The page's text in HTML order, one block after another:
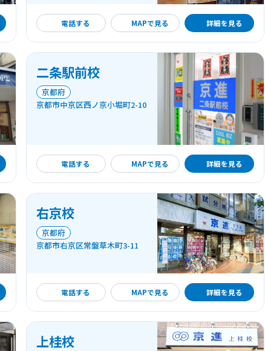
電話する MAPで見る
詳細を見る
詳細を見る
二条駅前校
京都府
京都市中京区西ノ京小堀町2-10
電話する MAPで見る
詳細を見る
詳細を見る
右京校
京都府
京都市右京区常盤草木町3-11
電話する MAPで見る
詳細を見る
詳細を見る
上桂校